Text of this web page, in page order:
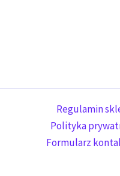
Regulamin
Polityka
Formularz